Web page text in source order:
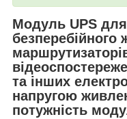
Модуль UPS
та інших
напругою
потужність